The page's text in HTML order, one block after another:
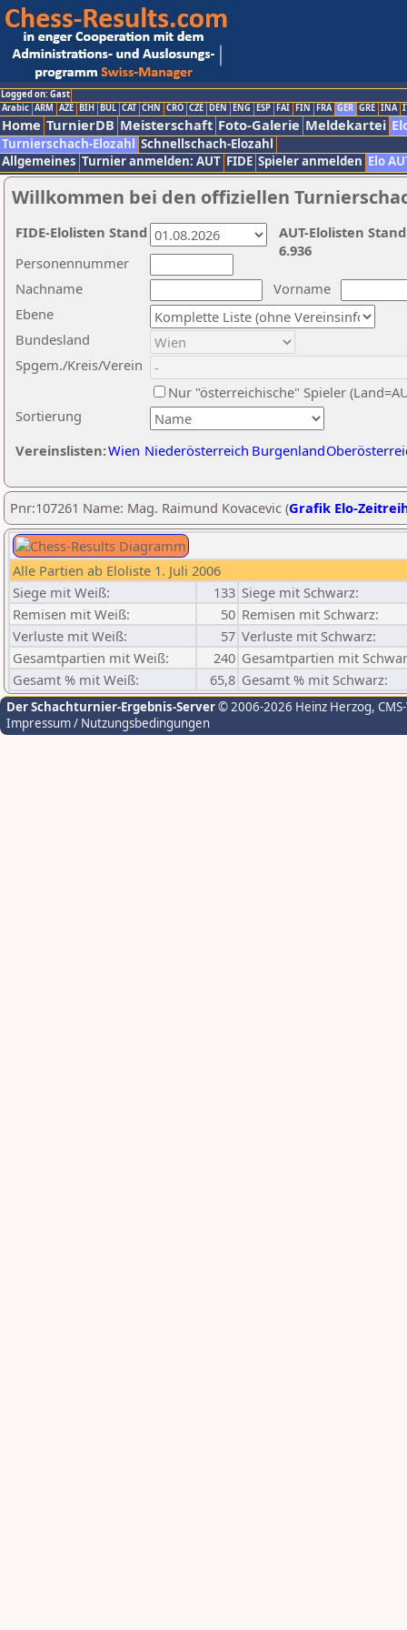
Logged on: Gast
Arabic ARM AZE BIH BUL CAT CHN CRO CZE DEN ENG ESP FAI FIN FRA GER GRE INA
Home TurnierDB Meisterschaft Foto-Galerie Meldekartei
Turnierschach-Elozahl Schnellschach-Elozahl
Allgemeines Turnier anmelden: AUT FIDE Spieler anmelden Elo
Willkommen bei den offiziellen
Nachname
Vorname
Ebene
Sortierung
Personennummer
Bundesland
Spgem./Kreis/Verein
Nur "österreichische" Spieler
Vereinslisten:Wien Niederösterreich Burgenland
AUT-Elolisten
6.936
FIDE-Elolisten Stand
Pnr:107261 Name: Mag. Raimund Kovacevic (Grafik Elo-
Alle Partien ab Eloliste 1. Juli 2006
Siege mit Weiß:
133 Siege mit Schwarz:
Remisen mit Weiß:
50 Remisen mit Schwarz:
Verluste mit Weiß:
57 Verluste mit Schwarz:
Gesamtpartien mit Weiß:
240 Gesamtpartien mit
Gesamt % mit Weiß:
65,8 Gesamt % mit Schwarz:
Der Schachturnier-Ergebnis-Server© 2006-2026 Heinz Herzog,
Impressum / Nutzungsbedingungen